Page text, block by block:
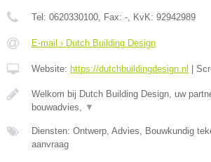
Tel: 0620330100 , Fax: - , KvK: 92942989
E-mail › Dutch Building Design
Website: https://dutchbuildingdesign.nl |
Welkom bij Dutch Building Design, uw
bouwadvies,
▼
Diensten: Ontwerp, Advies, Bouwkundig
aanvraag